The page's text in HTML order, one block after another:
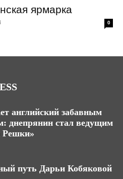
ярмарка
0
английский забавным
днепрянин стал ведущим
Решки»
путь Дарьи Кобяковой